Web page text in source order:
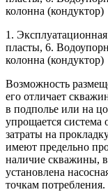
1.
пласты, 6.
колонна (кондуктор)
Возможность
его отличает
в подполье или на
упрощается система
затраты на
имеют предельно
наличие скважины,
установлена
точкам потребления.